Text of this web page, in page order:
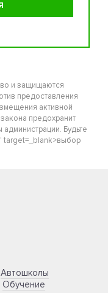
и защищаются
предоставления
активной
предохранит
Будьте
target=_blank>выбор
Автошколы
Обучение